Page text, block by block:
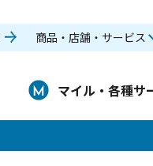
商品・店舗・サービス
マイル・各種サ